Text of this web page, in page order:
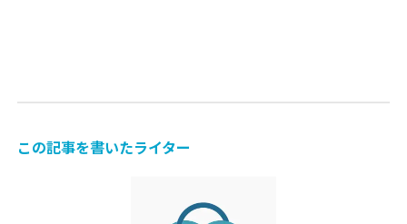
この記事を書いたライター